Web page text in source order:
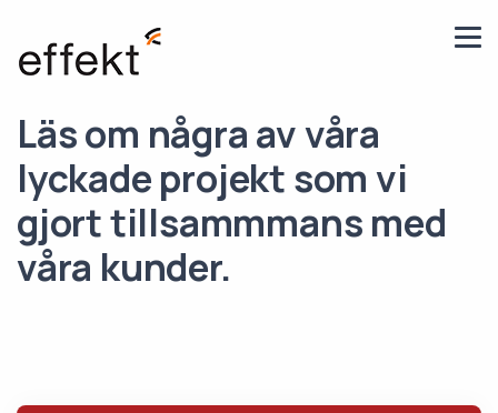
Läs om några av våra
lyckade projekt som vi
gjort tillsammmans med
våra kunder.